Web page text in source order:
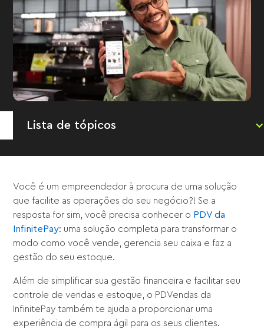
Lista de tópicos
Você é um empreendedor à procura de uma solução
que facilite as operações do seu negócio?! Se a
resposta for sim, você precisa conhecer o PDV da
InfinitePay: uma solução completa para transformar o
modo como você vende, gerencia seu caixa e faz a
gestão do seu estoque.
Além de simplificar sua gestão financeira e facilitar seu
controle de vendas e estoque, o PDVendas da
InfinitePay também te ajuda a proporcionar uma
experiência de compra ágil para os seus clientes.